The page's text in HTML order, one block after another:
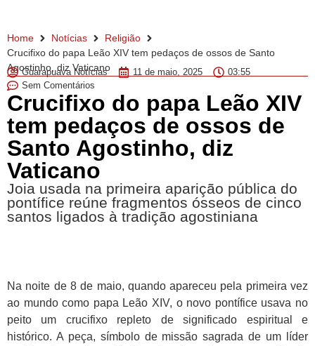
Home Notícias
Religião
Crucifixo do papa Leão XIV tem pedaços de ossos de Santo
Agostinho, diz Vaticano
Guarapuava Notícias 11 de maio, 2025
03:55
Sem Comentários
Crucifixo do papa Leão XIV
tem pedaços de ossos de
Santo Agostinho, diz
Vaticano
Joia usada na primeira aparição pública do
pontífice reúne fragmentos ósseos de cinco
santos ligados à tradição agostiniana
Na noite de 8 de maio, quando apareceu pela primeira vez
ao mundo como papa Leão XIV, o novo pontífice usava no
peito um crucifixo repleto de significado espiritual e
histórico. A peça, símbolo de missão sagrada de um líder